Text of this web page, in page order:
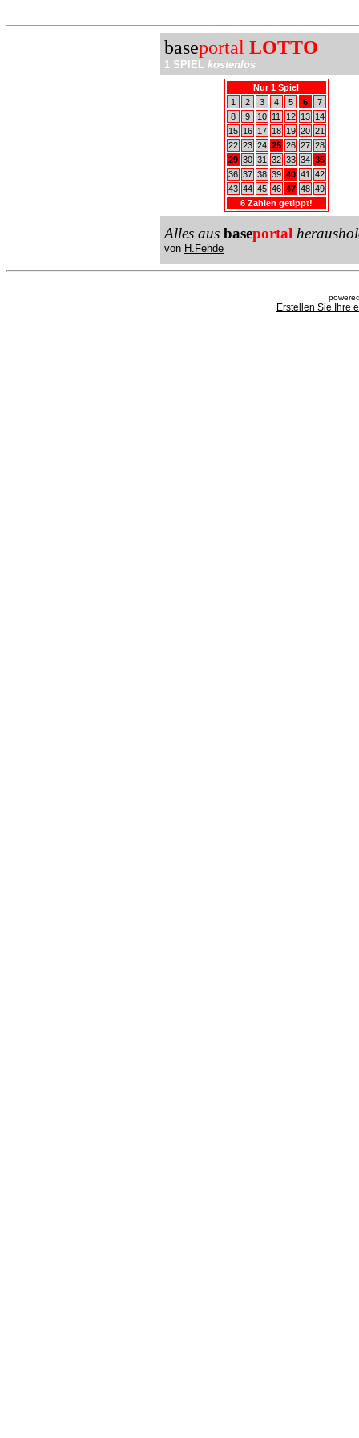
baseportal LOTTO
1 SPIEL kostenlos
Nur 1 Spiel
1
2 3 4 5 6
7
8
9 10 11 12 13
14
15
16 17 18 19 20 21
22 23 24 25 26 27 28
29 30 31 32 33 34 35
36 37 38 39 40 41
42
43 44 45 46 47 48 49
6 Zahlen getippt!
Alles aus baseportal
von H.Fehde
Erstellen Sie Ihre